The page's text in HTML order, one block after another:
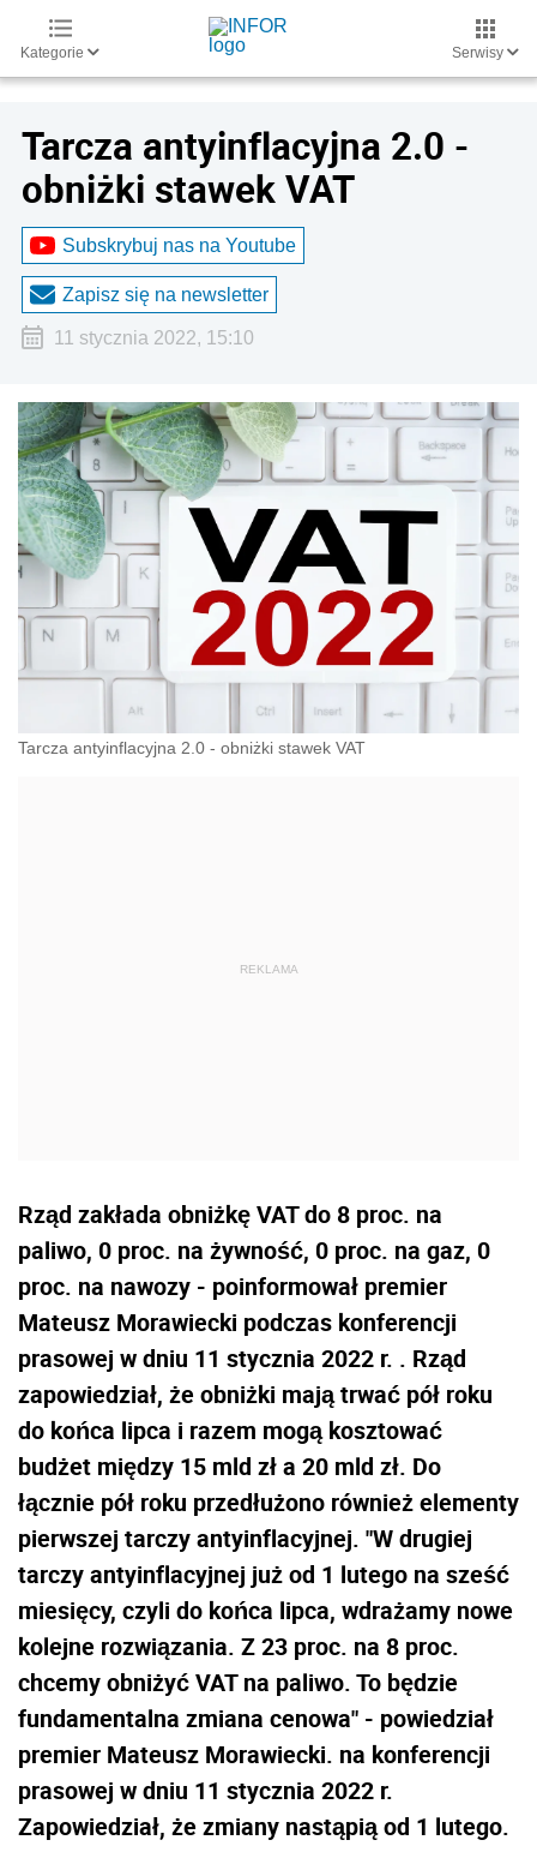
Kategorie Serwisy
Tarcza antyinflacyjna 2.0 -
obniżki stawek VAT
Subskrybuj nas na Youtube
Zapisz się na newsletter
11 stycznia 2022, 15:10
Tarcza antyinflacyjna 2.0 - obniżki stawek VAT
Rząd zakłada obniżkę VAT do 8 proc. na
paliwo, 0 proc. na żywność, 0 proc. na gaz, 0
proc. na nawozy - poinformował premier
Mateusz Morawiecki podczas konferencji
prasowej w dniu 11 stycznia 2022 r. . Rząd
zapowiedział, że obniżki mają trwać pół roku
do końca lipca i razem mogą kosztować
budżet między 15 mld zł a 20 mld zł. Do
łącznie pół roku przedłużono również elementy
pierwszej tarczy antyinflacyjnej. "W drugiej
tarczy antyinflacyjnej już od 1 lutego na sześć
miesięcy, czyli do końca lipca, wdrażamy nowe
kolejne rozwiązania. Z 23 proc. na 8 proc.
chcemy obniżyć VAT na paliwo. To będzie
fundamentalna zmiana cenowa" - powiedział
premier Mateusz Morawiecki. na konferencji
prasowej w dniu 11 stycznia 2022 r.
Zapowiedział, że zmiany nastąpią od 1 lutego.